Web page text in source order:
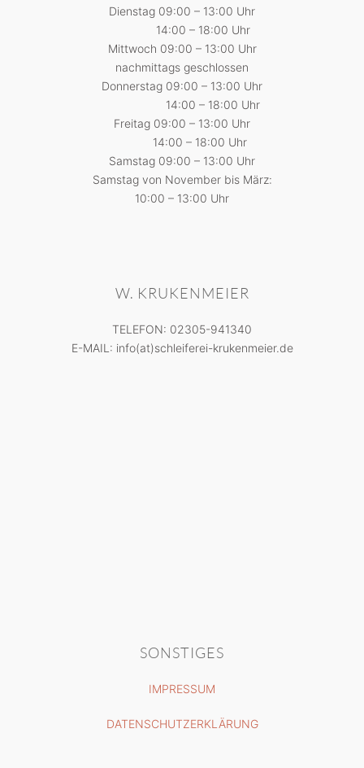
Dienstag 09:00 – 13:00 Uhr
14:00 – 18:00 Uhr
Mittwoch 09:00 – 13:00 Uhr
nachmittags geschlossen
Donnerstag 09:00 – 13:00 Uhr
14:00 – 18:00 Uhr
Freitag 09:00 – 13:00 Uhr
14:00 – 18:00 Uhr
Samstag 09:00 – 13:00 Uhr
Samstag von November bis März:
10:00 – 13:00 Uhr
W. KRUKENMEIER
TELEFON: 02305-941340
E-MAIL: info(at)schleiferei-krukenmeier.de
SONSTIGES
IMPRESSUM
DATENSCHUTZERKLÄRUNG